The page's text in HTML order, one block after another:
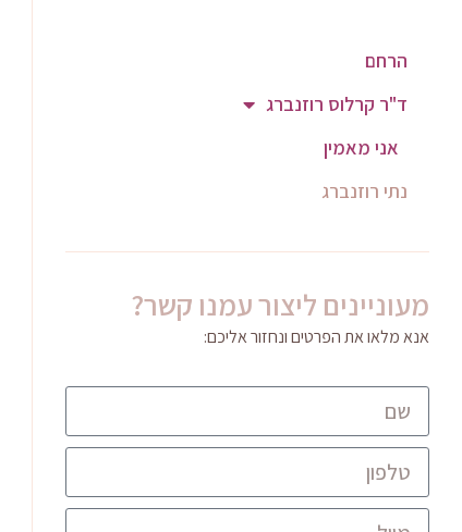
הרחם
ד"ר קרלוס רוזנברג
אני מאמין
נתי רוזנברג
מעוניינים ליצור עמנו קשר?
אנא מלאו את הפרטים ונחזור אליכם: